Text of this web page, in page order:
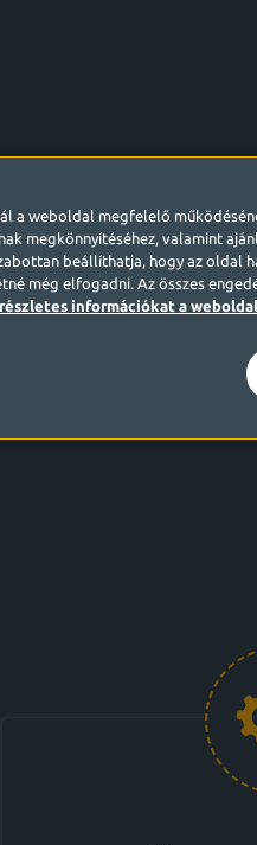
a weboldal megfelelő
megkönnyítéséhez, valamint
beállíthatja, hogy az oldal
még elfogadni. Az összes
információkat a